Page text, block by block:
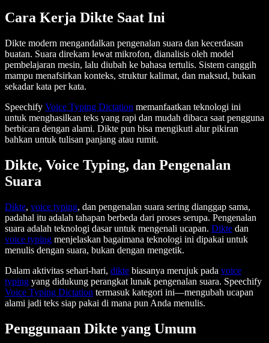
Cara Kerja Dikte Saat Ini
Dikte modern mengandalkan pengenalan suara dan kecerdasan
buatan. Suara direkam lewat mikrofon, dianalisis oleh model
pembelajaran mesin, lalu diubah ke bahasa tertulis. Sistem canggih
mampu menafsirkan konteks, struktur kalimat, dan maksud, bukan
sekadar kata per kata.
Speechify Voice Typing Dictation memanfaatkan teknologi ini
untuk menghasilkan teks yang rapi dan mudah dibaca saat pengguna
berbicara dengan alami. Dikte pun bisa mengikuti alur pikiran
bahkan untuk tulisan panjang atau rumit.
Dikte, Voice Typing, dan Pengenalan
Suara
Dikte, voice typing, dan pengenalan suara sering dianggap sama,
padahal itu adalah tahapan berbeda dari proses serupa. Pengenalan
suara adalah teknologi dasar untuk mengenali ucapan. Dikte dan
voice typing menjelaskan bagaimana teknologi ini dipakai untuk
menulis dengan suara, bukan dengan mengetik.
Dalam aktivitas sehari-hari, dikte biasanya merujuk pada voice
typing yang didukung perangkat lunak pengenalan suara. Speechify
Voice Typing Dictation termasuk kategori ini—mengubah ucapan
alami jadi teks siap pakai di mana pun Anda menulis.
Penggunaan Dikte yang Umum